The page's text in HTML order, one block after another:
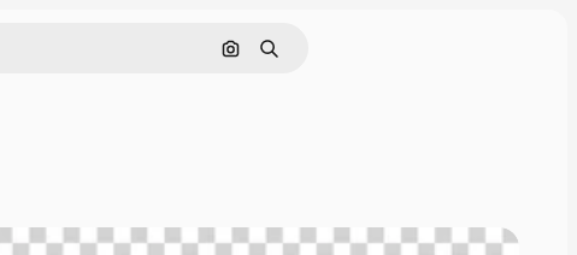
Nach Bild suchen
Suchen